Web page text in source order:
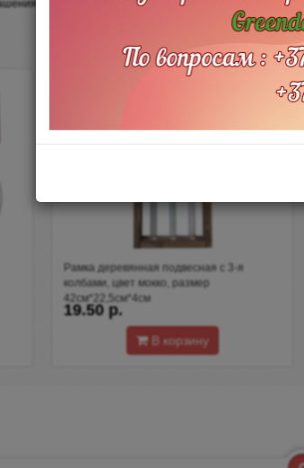
торта, капкейка (кексов), выпечки, десерта,
Рамка деревянная подвесная с 3-я
колбами, цвет мокко, размер
42см*22,5см*4см
19.50 р.
В корзину